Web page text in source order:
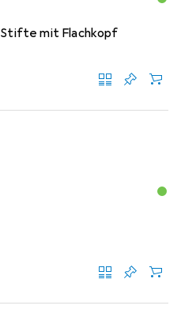
Stifte mit Flachkopf